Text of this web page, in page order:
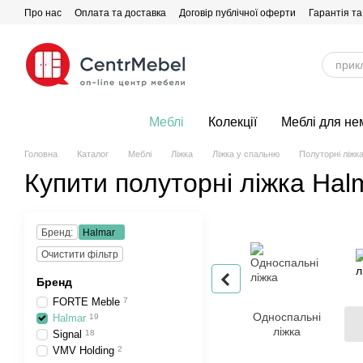
Перейти до основного контенту
Про нас Оплата та доставка Договір публічної оферти Гарантія
Меблі Колекції Меблі для
Головна Каталог Меблі Ліжка Ліжка у спальню Полуторні ліжка
Купити полуторні ліжка
Односпальні
ліжка
Бренд:
Halmar
Очистити фільтр
Бренд
FORTE Meble 7
Halmar 19
Signal 18
VMV Holding 2